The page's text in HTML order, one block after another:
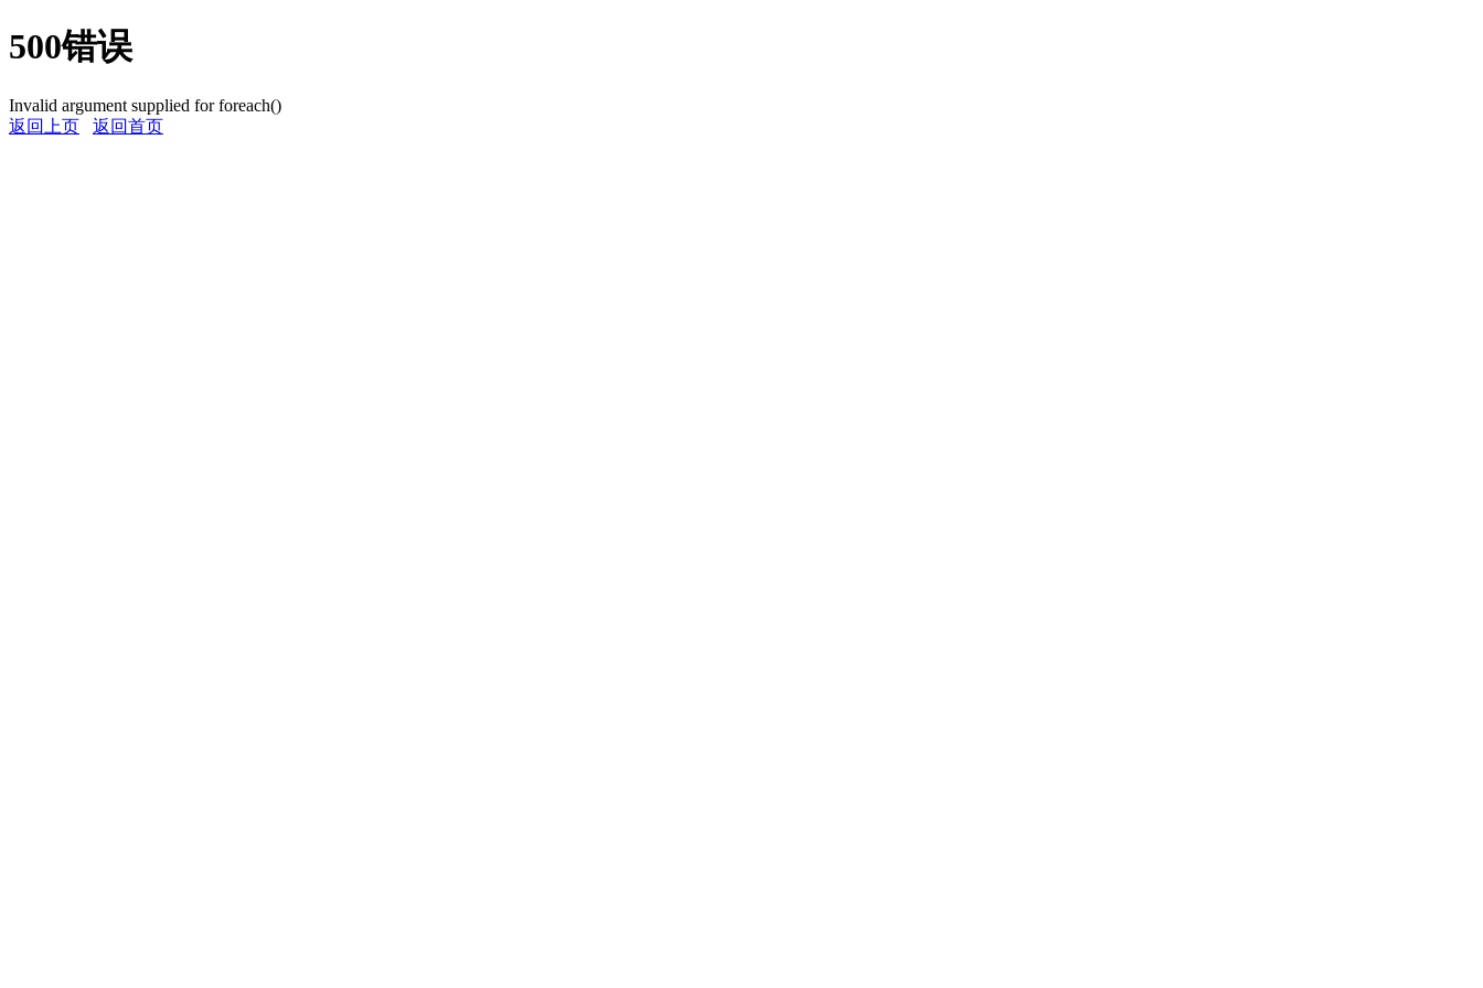
500错误
Invalid argument supplied for foreach()
返回上页
返回首页